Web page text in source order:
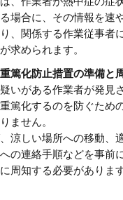
場合に、その情報を速
、関係する作業従事者
求められます。
篤化防止措置の準備と
いがある作業者が発見
篤化するのを防ぐため
ません。
涼しい場所への移動、
の連絡手順などを事前
周知する必要があります